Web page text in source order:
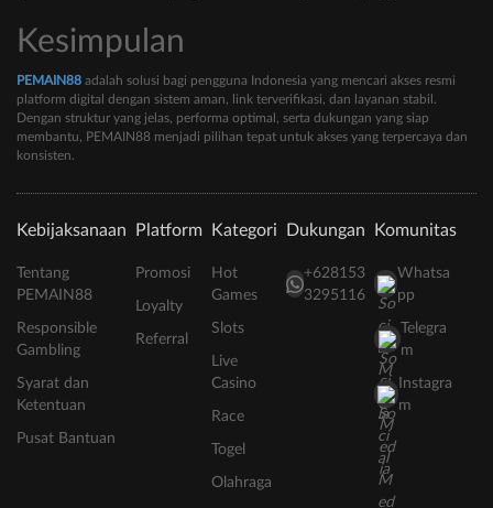
Kesimpulan
PEMAIN88 adalah solusi bagi pengguna Indonesia yang mencari akses resmi
platform digital dengan sistem aman, link terverifikasi, dan layanan stabil.
Dengan struktur yang jelas, performa optimal, serta dukungan yang siap
membantu, PEMAIN88 menjadi pilihan tepat untuk akses yang terpercaya dan
konsisten.
Kebijaksanaan
Tentang
PEMAIN88
Responsible
Gambling
Syarat dan
Ketentuan
Pusat Bantuan
Platform
Promosi
Loyalty
Referral
Kategori
Hot
Games
Slots
Live
Casino
Race
Togel
Olahraga
Dukungan
+628153
3295116
Komunitas
Whatsa
pp
Telegra
m
Instagra
m